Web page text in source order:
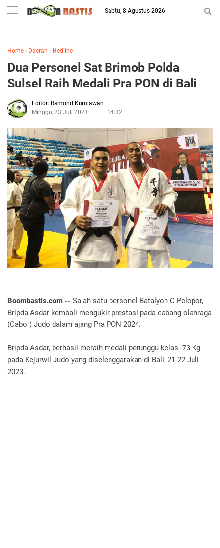
-->
Sabtu, 8 Agustus 2026
Home › Daerah › Hedline
Dua Personel Sat Brimob Polda
Sulsel Raih Medali Pra PON di Bali
Editor: Ramond Kurniawan
Minggu, 23 Juli 2023
14:32
Boombastis.com -- Salah satu personel Batalyon C Pelopor,
Bripda Asdar kembali mengukir prestasi pada cabang olahraga
(Cabor) Judo dalam ajang Pra PON 2024.
Bripda Asdar, berhasil meraih medali perunggu kelas -73 Kg
pada Kejurwil Judo yang diselenggarakan di Bali, 21-22 Juli
2023.